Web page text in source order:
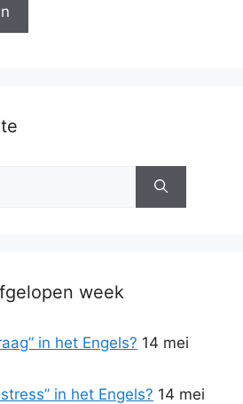
week
in het Engels? 14 mei
in het Engels? 14 mei